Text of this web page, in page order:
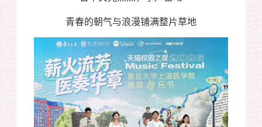
青春的朝气与浪漫铺满整片草地